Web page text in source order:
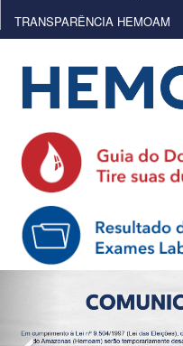
TRANSPARÊNCIA HEMOAM